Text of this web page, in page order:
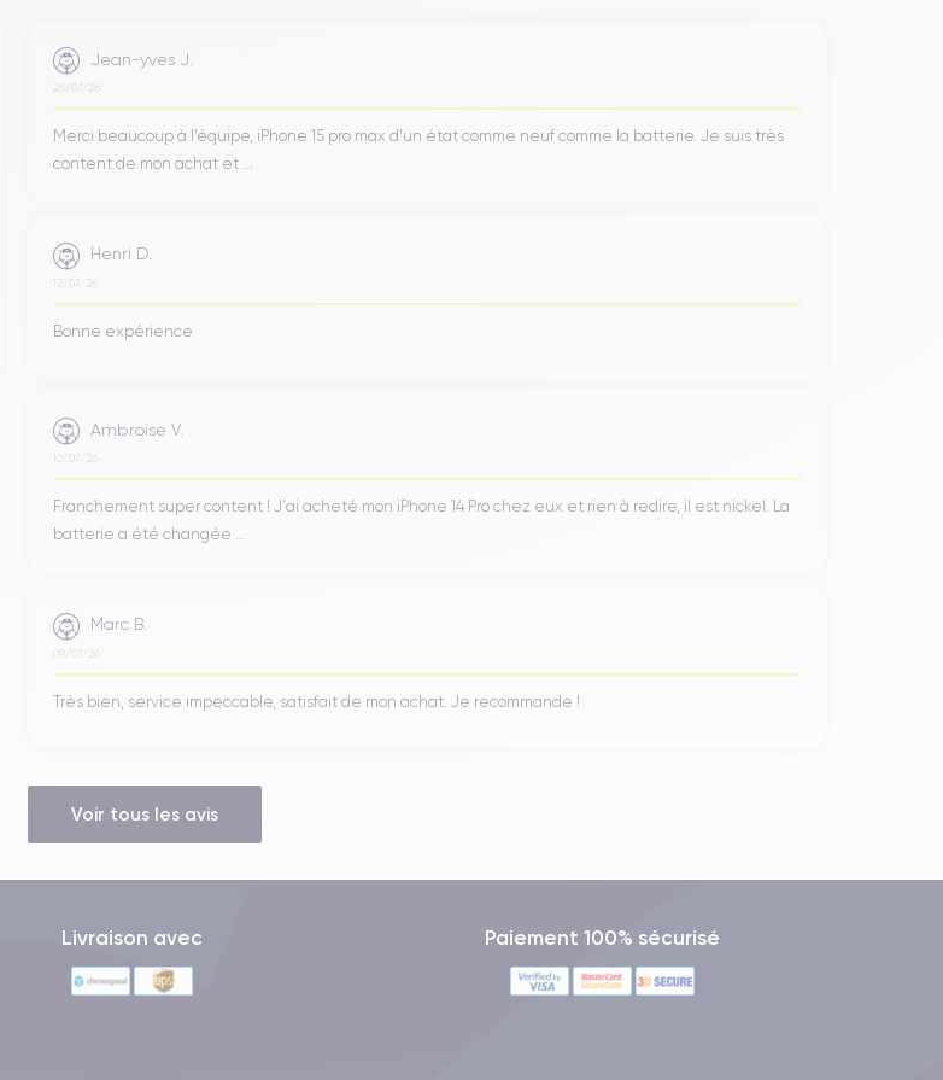
Jean-yves J.
26/07/26
Merci beaucoup à l’équipe, iPhone 15 pro max d’un état comme neuf comme la batterie. Je suis très
content de mon achat et ...
Henri D.
12/07/26
Bonne expérience
Ambroise V.
10/07/26
Franchement super content ! J'ai acheté mon iPhone 14 Pro chez eux et rien à redire, il est nickel. La
batterie a été changée ...
Marc B.
09/07/26
Très bien, service impeccable, satisfait de mon achat. Je recommande !
Voir tous les avis
Livraison avec Paiement 100% sécurisé